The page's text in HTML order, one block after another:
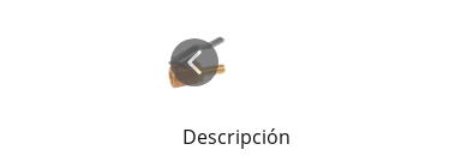
Descripción